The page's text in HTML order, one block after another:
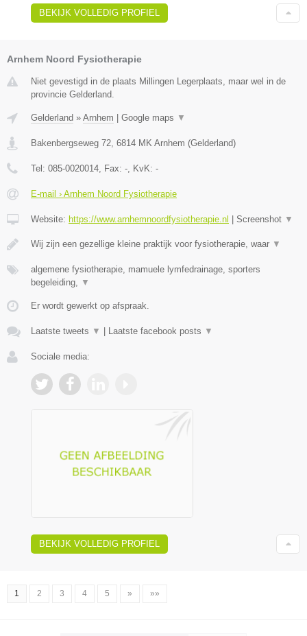
BEKIJK VOLLEDIG PROFIEL
Arnhem Noord Fysiotherapie
Niet gevestigd in de plaats Millingen Legerplaats, maar wel in de
provincie Gelderland.
Gelderland » Arnhem Google maps ▼
Bakenbergseweg 72 6814 MK Arnhem (Gelderland)
Tel: 085-0020014 , Fax: - , KvK: -
E-mail › Arnhem Noord Fysiotherapie
Website: https://www.arnhemnoordfysiotherapie.nl Screenshot ▼
Wij zijn een gezellige kleine praktijk voor fysiotherapie, waar ▼
algemene fysiotherapie, mamuele lymfedrainage, sporters
begeleiding,
▼
Er wordt gewerkt op afspraak.
Laatste tweets ▼ Laatste facebook posts ▼
Sociale media:
BEKIJK VOLLEDIG PROFIEL
1 2 3 4 5 » »»